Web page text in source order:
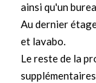
ainsi qu'un
Au dernier
et lavabo.
Le reste de la